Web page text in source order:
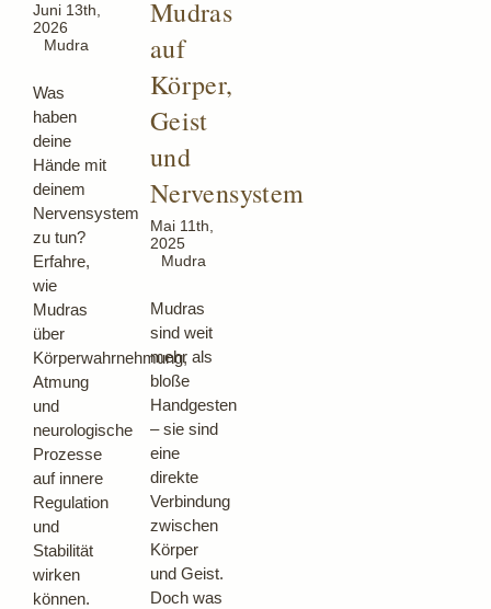
Blog
Juni 13th,
2026
Mudra
Was
haben
deine
Hände mit
deinem
Nervensystem
zu tun?
Erfahre,
wie
Mudras
über
Körperwahrnehmung,
Atmung
und
neurologische
Prozesse
auf innere
Regulation
und
Stabilität
wirken
können.
Mudras
auf
Körper,
Geist
und
Nervensystem
Mai 11th,
2025
Mudra
Mudras
sind weit
mehr als
bloße
Handgesten
– sie sind
eine
direkte
Verbindung
zwischen
Körper
und Geist.
Doch was